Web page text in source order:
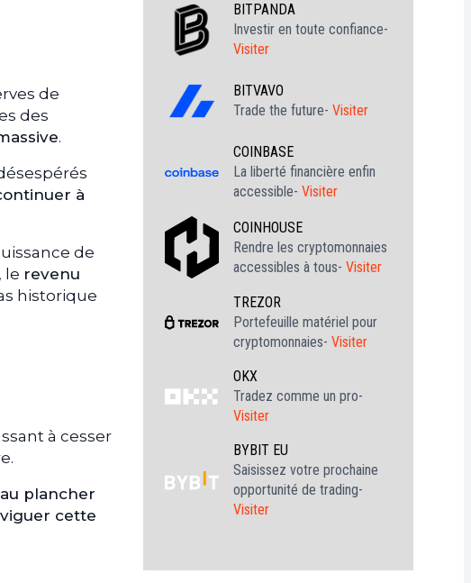
de
des
.
à
de
le revenu
historique
à cesser
plancher
cette
BITPANDA
Investir en toute confiance-
Visiter
BITVAVO
Trade the future- Visiter
COINBASE
La liberté financière enfin
accessible- Visiter
COINHOUSE
Rendre les cryptomonnaies
accessibles à tous- Visiter
TREZOR
Portefeuille matériel pour
cryptomonnaies- Visiter
OKX
Tradez comme un pro-
Visiter
BYBIT EU
Saisissez votre prochaine
opportunité de trading-
Visiter